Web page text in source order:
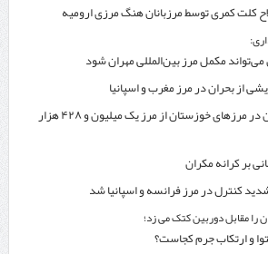
مکمل مرز بین‌المللی مهران شود
از بحران در مرز مغرب و اسپانیا
تردد زائران اربعین در مرزهای خوزستان از مرز یک میلیون و ۴۲۸ هزار
بر کرانه مکران
کنترل‌ در مرز فرانسه و اسپانیا شد
را مقابل دوربین کتک می زد؛
و ارتکاب جرم کجاست؟